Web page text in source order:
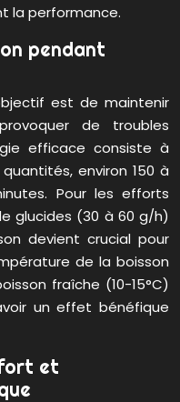
la performance.
pendant
est de maintenir
de troubles
efficace consiste à
environ 150 à
Pour les efforts
glucides (30 à 60 g/h)
devient crucial pour
de la boisson
fraîche (10-15°C)
un effet bénéfique
et